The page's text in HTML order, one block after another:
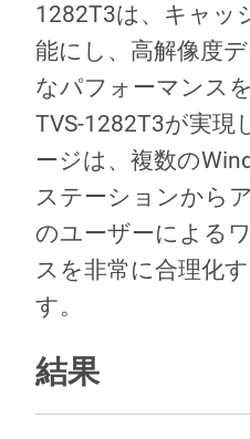
1282T3は、キャッ
能にし、高解像度
なパフォーマンス
TVS-1282T3が実現
ージは、複数の
ステーションから
のユーザーによる
スを非常に合理化
す。
結果